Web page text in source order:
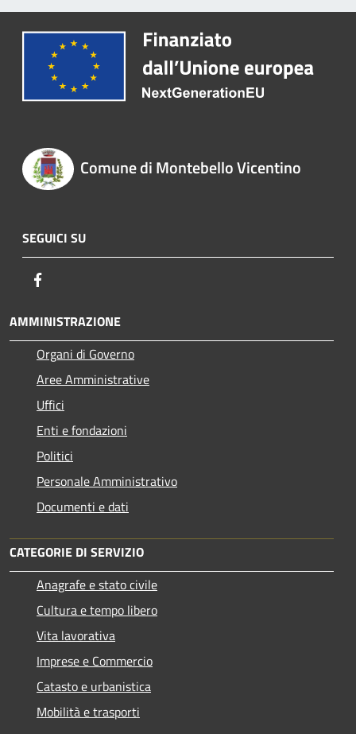
Comune di Montebello Vicentino
SEGUICI SU
AMMINISTRAZIONE
Organi di Governo
Aree Amministrative
Uffici
Enti e fondazioni
Politici
Personale Amministrativo
Documenti e dati
CATEGORIE DI SERVIZIO
Anagrafe e stato civile
Cultura e tempo libero
Vita lavorativa
Imprese e Commercio
Catasto e urbanistica
Mobilità e trasporti